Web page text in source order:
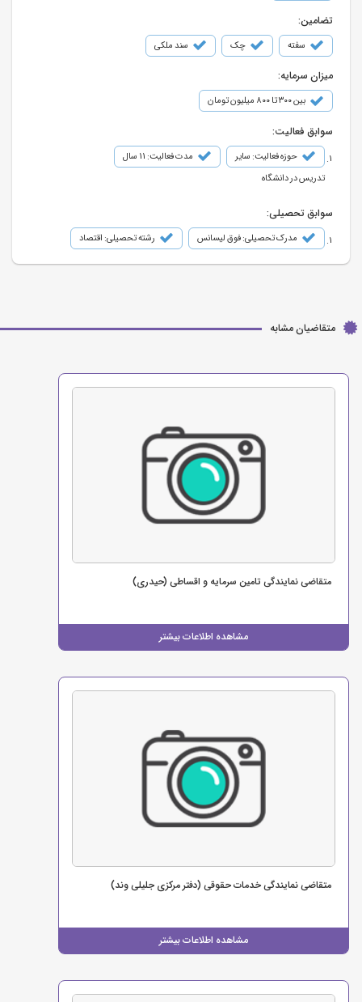
تضامین:
سفته چک سند ملکی
میزان سرمایه:
بین ۳۰۰ تا ۸۰۰ میلیون تومان
سوابق فعالیت:
حوزه فعالیت: سایر
مدت فعالیت: 11 سال
تدریس در دانشگاه
سوابق تحصیلی:
مدرک تحصیلی: فوق لیسانس رشته تحصیلی: اقتصاد
متقاضیان مشابه
مشاهده اطلاعات بیشتر
متقاضی نمایندگی تامین سرمایه و اقساطی (حیدری)
مشاهده اطلاعات بیشتر
متقاضی نمایندگی خدمات حقوقی (دفتر مرکزی جلیلی وند)